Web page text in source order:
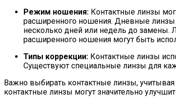
Режим ношения: Контактные линзы
расширенного ношения. Дневные
несколько дней или недель до замены.
расширенного ношения могут быть
Типы коррекции: Контактные линзы
Существуют специальные линзы для
Важно выбирать контактные линзы,
контактные линзы могут значительно